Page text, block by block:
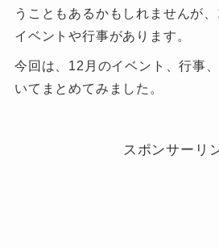
うこともあるかもしれませんが
イベントや行事があります。
今回は、12月のイベント、行事
いてまとめてみました。
スポンサーリ